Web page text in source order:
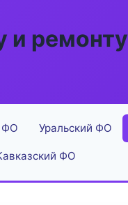
и ремонту
ФО Уральский ФО
ФО